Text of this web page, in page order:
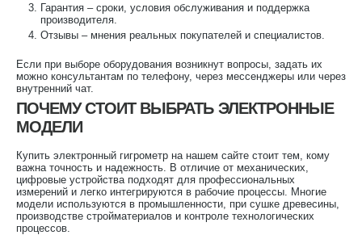
Гарантия – сроки, условия обслуживания и поддержка
производителя.
Отзывы – мнения реальных покупателей и специалистов.
Если при выборе оборудования возникнут вопросы, задать их
можно консультантам по телефону, через мессенджеры или через
внутренний чат.
ПОЧЕМУ СТОИТ ВЫБРАТЬ ЭЛЕКТРОННЫЕ
МОДЕЛИ
Купить электронный гигрометр на нашем сайте стоит тем, кому
важна точность и надежность. В отличие от механических,
цифровые устройства подходят для профессиональных
измерений и легко интегрируются в рабочие процессы. Многие
модели используются в промышленности, при сушке древесины,
производстве стройматериалов и контроле технологических
процессов.